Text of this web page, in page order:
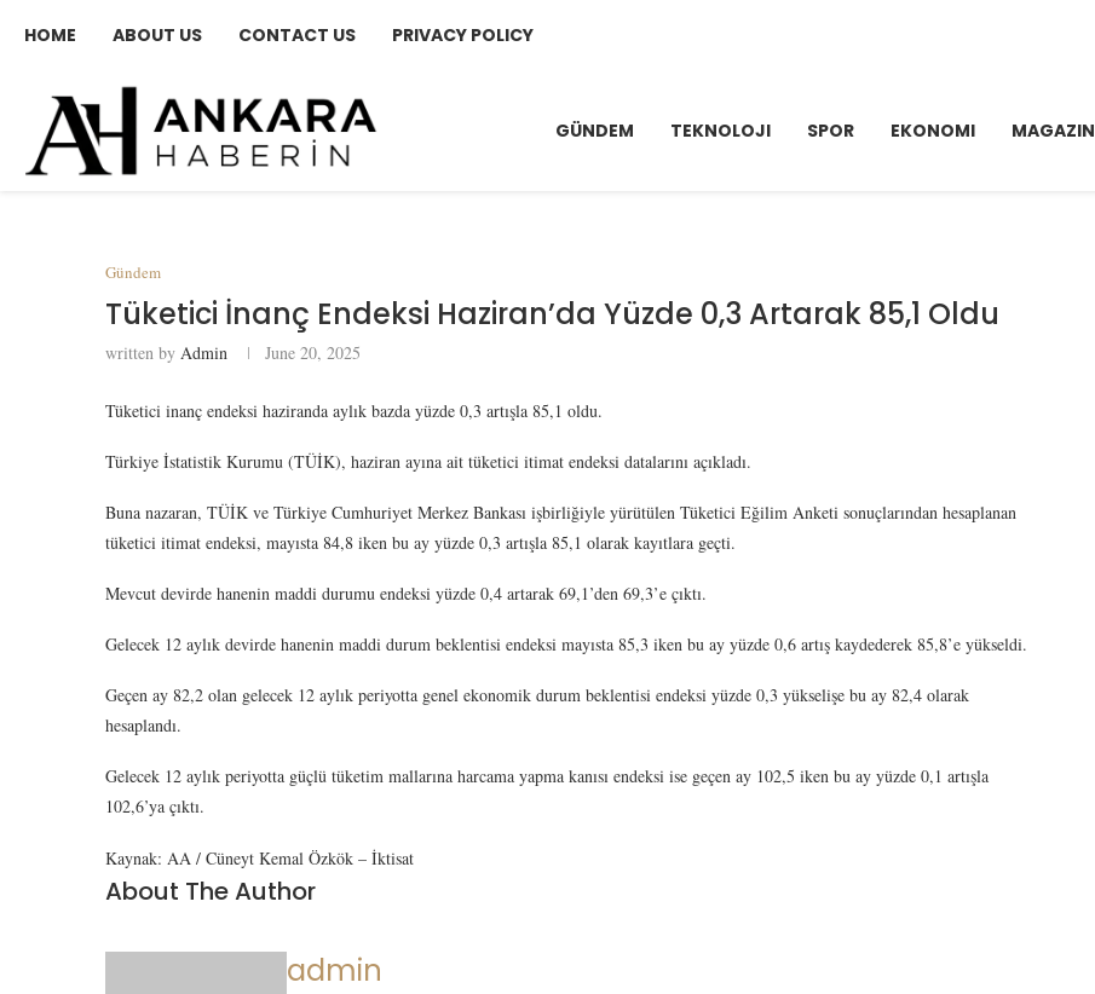
HOME ABOUT US CONTACT US PRIVACY POLICY
GÜNDEM TEKNOLOJI SPOR EKONOMI MAGAZIN
Gündem
Tüketici İnanç Endeksi Haziran’da Yüzde 0,3 Artarak 85,1 Oldu
written by Admin June 20, 2025
Tüketici inanç endeksi haziranda aylık bazda yüzde 0,3 artışla 85,1 oldu.
Türkiye İstatistik Kurumu (TÜİK), haziran ayına ait tüketici itimat endeksi datalarını açıkladı.
Buna nazaran, TÜİK ve Türkiye Cumhuriyet Merkez Bankası işbirliğiyle yürütülen Tüketici Eğilim Anketi sonuçlarından hesaplanan
tüketici itimat endeksi, mayısta 84,8 iken bu ay yüzde 0,3 artışla 85,1 olarak kayıtlara geçti.
Mevcut devirde hanenin maddi durumu endeksi yüzde 0,4 artarak 69,1’den 69,3’e çıktı.
Gelecek 12 aylık devirde hanenin maddi durum beklentisi endeksi mayısta 85,3 iken bu ay yüzde 0,6 artış kaydederek 85,8’e yükseldi.
Geçen ay 82,2 olan gelecek 12 aylık periyotta genel ekonomik durum beklentisi endeksi yüzde 0,3 yükselişe bu ay 82,4 olarak
hesaplandı.
Gelecek 12 aylık periyotta güçlü tüketim mallarına harcama yapma kanısı endeksi ise geçen ay 102,5 iken bu ay yüzde 0,1 artışla
102,6’ya çıktı.
Kaynak: AA / Cüneyt Kemal Özkök – İktisat
About The Author
admin